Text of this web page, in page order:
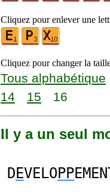
Cliquez pour enlever une
Cliquez pour changer la
Tous alphabétique
14
15 16
Il y a un seul
DEVELOPP